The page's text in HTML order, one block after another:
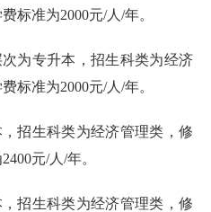
标准为2000元/人/年。
为专升本，招生科类为经济
标准为2000元/人/年。
招生科类为经济管理类，修
元/人/年。
招生科类为经济管理类，修